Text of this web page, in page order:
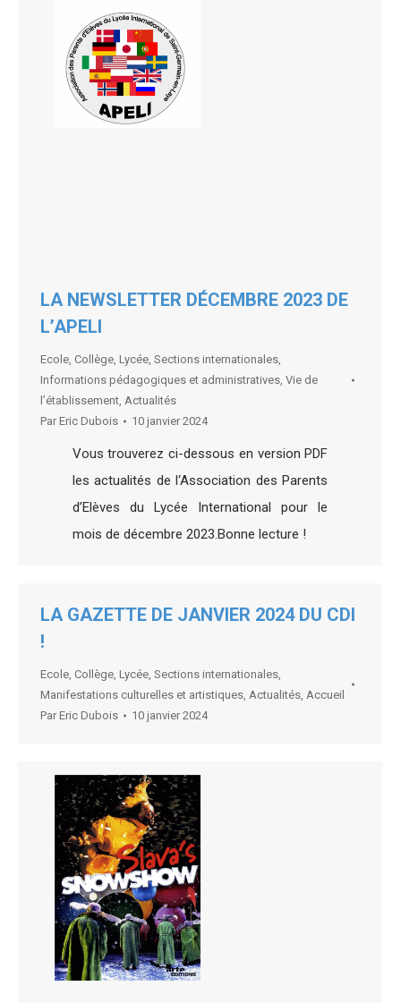
LA NEWSLETTER DÉCEMBRE 2023 DE
L’APELI
Ecole, Collège, Lycée, Sections internationales,
Informations pédagogiques et administratives, Vie de
l’établissement, Actualités
Par Eric Dubois 10 janvier 2024
Vous trouverez ci-dessous en version PDF
les actualités de l‘Association des Parents
d’Elèves du Lycée International pour le
mois de décembre 2023.Bonne lecture !
LA GAZETTE DE JANVIER 2024 DU CDI
!
Ecole, Collège, Lycée, Sections internationales,
Manifestations culturelles et artistiques, Actualités, Accueil
Par Eric Dubois 10 janvier 2024